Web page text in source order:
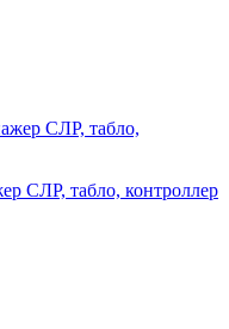
СЛР, табло, контроллер